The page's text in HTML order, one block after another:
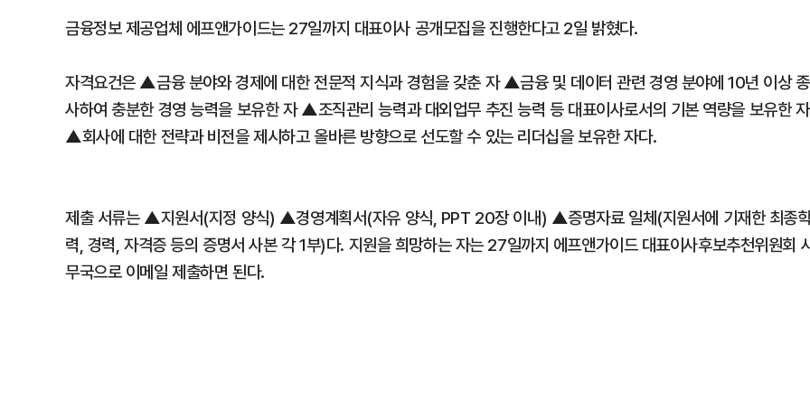
금융정보 제공업체 에프앤가이드는 27일까지 대표이사 공개모집을 진행한다고 2일 밝혔다.
자격요건은 ▲금융 분야와 경제에 대한 전문적 지식과 경험을 갖춘 자 ▲금융 및 데이터 관련 경영 분야에 10년 이상 종
사하여 충분한 경영 능력을 보유한 자 ▲조직관리 능력과 대외업무 추진 능력 등 대표이사로서의 기본 역량을 보유한 자
▲회사에 대한 전략과 비전을 제시하고 올바른 방향으로 선도할 수 있는 리더십을 보유한 자다.
제출 서류는 ▲지원서(지정 양식) ▲경영계획서(자유 양식, PPT 20장 이내) ▲증명자료 일체(지원서에 기재한 최종
력, 경력, 자격증 등의 증명서 사본 각 1부)다. 지원을 희망하는 자는 27일까지 에프앤가이드 대표이사후보추천위원회
무국으로 이메일 제출하면 된다.
4
5
‘탄약 고갈 보도’에 격노한 트
색출하라”